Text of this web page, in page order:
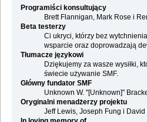
Programiści konsultujący
Brett Flannigan, Mark Rose i
Beta testerzy
Ci ukryci, którzy bez
wsparcie oraz doprowadzają
Tłumacze językowi
Dziękujemy za wasze wysiłki,
świecie używanie SMF.
Główny fundator SMF
Unknown W. "[Unknown]"
Oryginalni menadżerzy projektu
Jeff Lewis, Joseph Fung i